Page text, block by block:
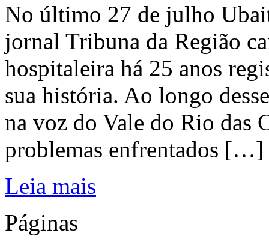
No último 27 de julho
jornal Tribuna da Região
hospitaleira há 25 anos
sua história. Ao longo
na voz do Vale do Rio das
problemas enfrentados […]
Leia mais
Páginas